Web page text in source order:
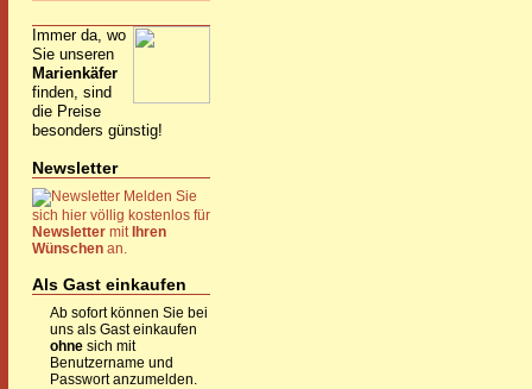
Immer da, wo
Sie unseren
Marienkäfer
finden, sind
die Preise
besonders günstig!
Newsletter
Melden Sie
sich hier völlig kostenlos für
Newsletter mit Ihren
Wünschen an.
Als Gast einkaufen
Ab sofort können Sie bei
uns als Gast einkaufen
ohne sich mit
Benutzername und
Passwort anzumelden.